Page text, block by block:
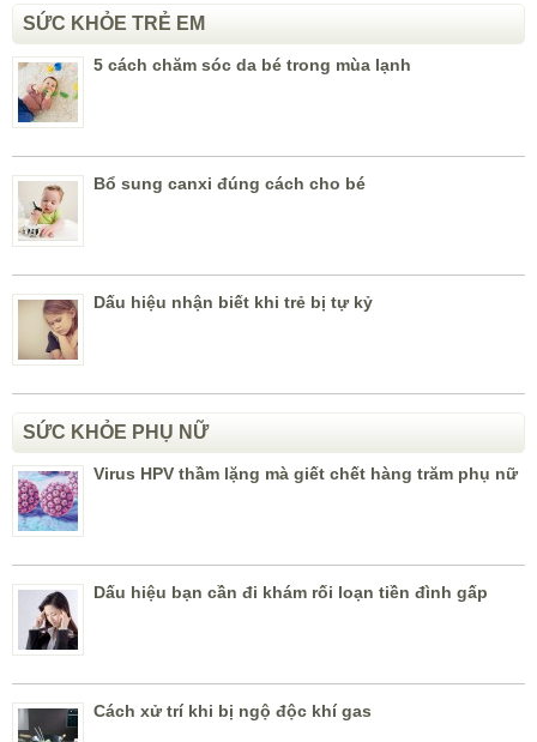
SỨC KHỎE TRẺ EM
5 cách chăm sóc da bé trong mùa lạnh
Bổ sung canxi đúng cách cho bé
Dấu hiệu nhận biết khi trẻ bị tự kỷ
SỨC KHỎE PHỤ NỮ
Virus HPV thầm lặng mà giết chết hàng trăm phụ nữ
Dấu hiệu bạn cần đi khám rối loạn tiền đình gấp
Cách xử trí khi bị ngộ độc khí gas